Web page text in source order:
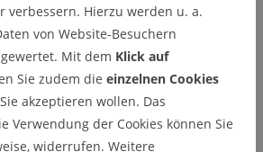
2018 fand das 25.
und
an der
in Steinfurt statt. Auch die
verbessern. Hierzu werden u. a.
von Website-Besuchern
Mit dem Klick auf
Sie zudem die einzelnen Cookies
akzeptieren wollen. Das
Verwendung der Cookies können Sie
widerrufen. Weitere